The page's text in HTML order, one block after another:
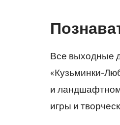
Все выходные
«Кузьминки-
и ландшафтном
игры и